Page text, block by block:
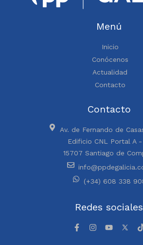
Menú
Inicio
Conócenos
Actualidad
Contacto
Contacto
Av. de Fernando de
Edificio CNL Portal A
15707 Santiago de
(+34) 608 338
Redes sociales